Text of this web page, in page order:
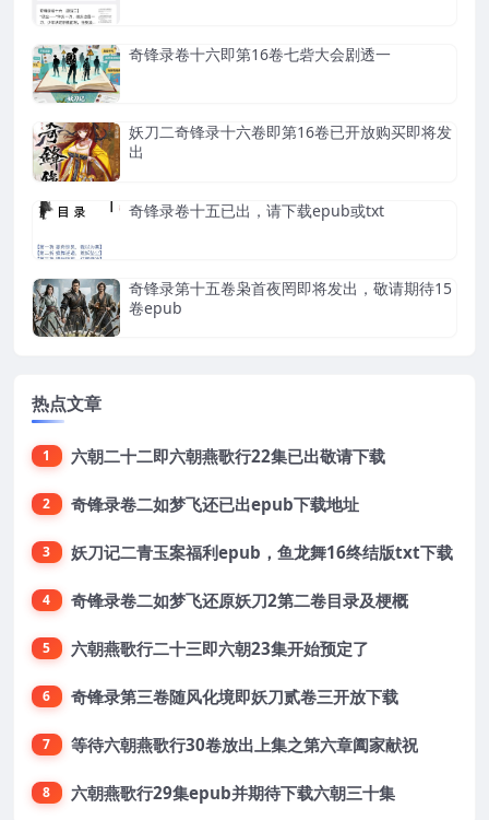
奇锋录卷十六即第16卷七砦大会剧透一
妖刀二奇锋录十六卷即第16卷已开放购买即将发
出
奇锋录卷十五已出，请下载epub或txt
奇锋录第十五卷枭首夜罔即将发出，敬请期待15
卷epub
热点文章
1 六朝二十二即六朝燕歌行22集已出敬请下载
2 奇锋录卷二如梦飞还已出epub下载地址
3 妖刀记二青玉案福利epub，鱼龙舞16终结版txt下载
4 奇锋录卷二如梦飞还原妖刀2第二卷目录及梗概
5 六朝燕歌行二十三即六朝23集开始预定了
6 奇锋录第三卷随风化境即妖刀贰卷三开放下载
7 等待六朝燕歌行30卷放出上集之第六章阖家献祝
8 六朝燕歌行29集epub并期待下载六朝三十集